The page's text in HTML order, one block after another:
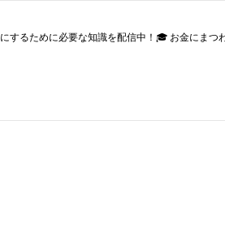
るために必要な知識を配信中！🎓 お金にま